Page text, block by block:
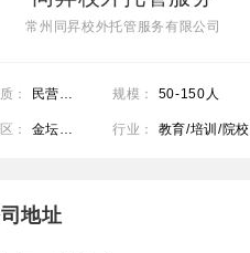
常州同昇校外托管服务有限公司
： 民营公司 规模： 50-150人
： 金坛区-西城街道 行业： 教育/培训/院校
地址